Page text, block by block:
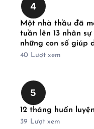
4
Một nhà thầu đã
tuần lên 13 nhân
những con số giúp
40 Lượt xem
5
12 tháng huấn
39 Lượt xem